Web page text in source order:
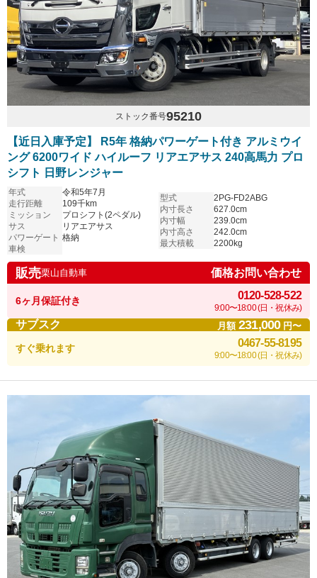
ストック番号95210
【近日入庫予定】 R5年 格納パワーゲート付き アルミウイ
ング 6200ワイド ハイルーフ リアエアサス 240高馬力 プロ
シフト 日野レンジャー
年式
令和5年7月
走行距離
109千km
ミッション
プロシフト(2ペダル)
サス
リアエアサス
パワーゲート 格納
車検
型式
2PG-FD2ABG
内寸長さ
627.0cm
内寸幅
239.0cm
内寸高さ
242.0cm
最大積載
2200kg
販売栗山自動車 価格お問い合わせ
6ヶ月保証付き 0120-528-522
9:00〜18:00 (日・祝休み)
サブスク 月額231,000円〜
すぐ乗れます 0467-55-8195
9:00〜18:00 (日・祝休み)